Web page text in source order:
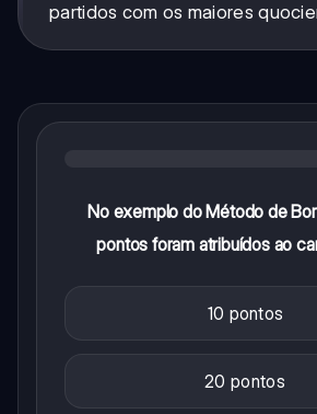
partidos com os maiores
No exemplo do Método de
pontos foram atribuídos ao
10 pontos
20 pontos